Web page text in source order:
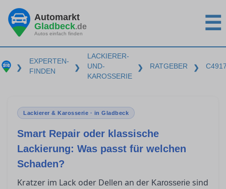
Automarkt
Gladbeck.de
Autos einfach finden ☰
❯
EXPERTEN-
FINDEN
❯
LACKIERER-
UND-
KAROSSERIE
❯ RATGEBER ❯
Lackierer & Karosserie · in Gladbeck
Smart Repair oder klassische
Lackierung: Was passt für welchen
Schaden?
Kratzer im Lack oder Dellen an der Karosserie sind